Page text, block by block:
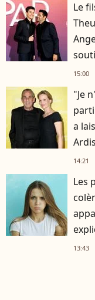
Le
15:00
"Je
a
14:21
Les
13:43